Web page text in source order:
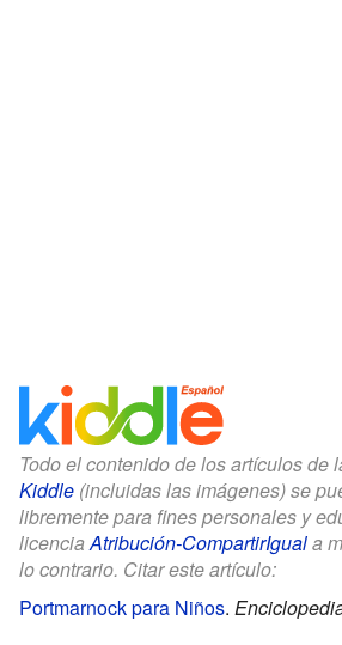
Todo el contenido de los artículos de
Kiddle (incluidas las imágenes) se
libremente para fines personales y
licenciaAtribución-CompartirIguala
lo contrario. Citar este artículo:
Portmarnock para Niños.